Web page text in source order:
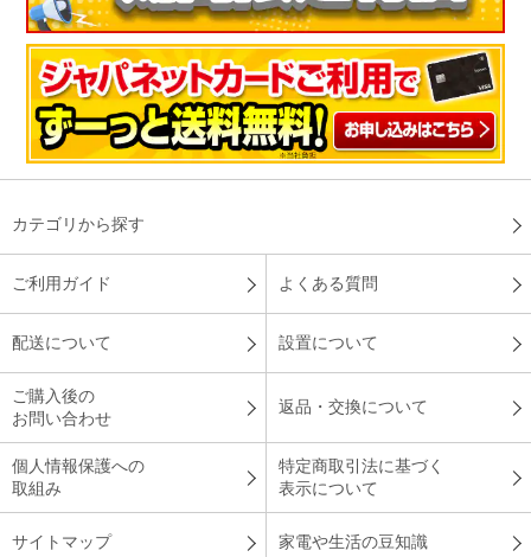
カテゴリから探す
ご利用ガイド よくある質問
配送について 設置について
ご購入後の
お問い合わせ
返品・交換について
個人情報保護への
取組み
特定商取引法に基づく
表示について
サイトマップ 家電や生活の豆知識